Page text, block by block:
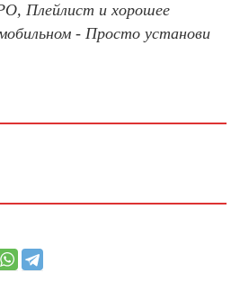
Плейлист и хорошее
- Просто установи